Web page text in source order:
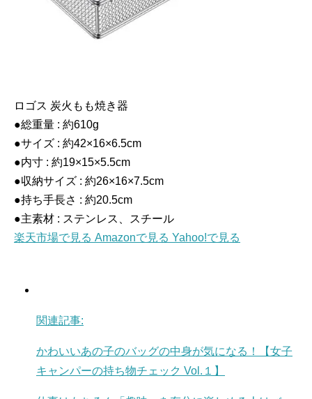
ロゴス 炭火もも焼き器
●総重量 : 約610g
●サイズ : 約42×16×6.5cm
●内寸 : 約19×15×5.5cm
●収納サイズ : 約26×16×7.5cm
●持ち手長さ : 約20.5cm
●主素材 : ステンレス、スチール
楽天市場で見る Amazonで見る Yahoo!で見る
関連記事:
かわいいあの子のバッグの中身が気になる！【女子
キャンパーの持ち物チェック Vol.１】